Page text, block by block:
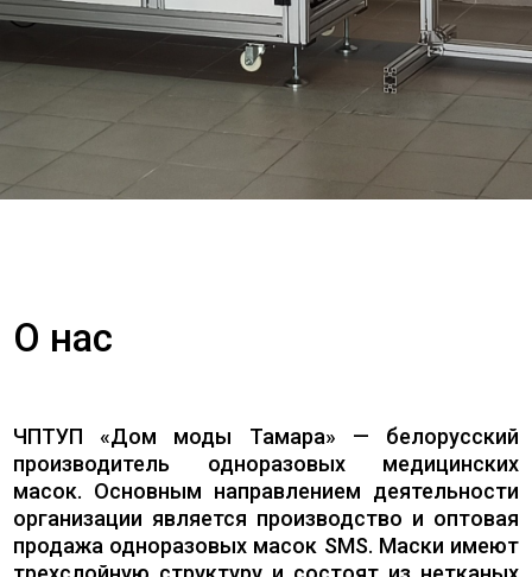
О нас
ЧПТУП «Дом моды Тамара» — белорусский
производитель одноразовых медицинских
масок. Основным направлением деятельности
организации является производство и оптовая
продажа одноразовых масок SMS. Маски имеют